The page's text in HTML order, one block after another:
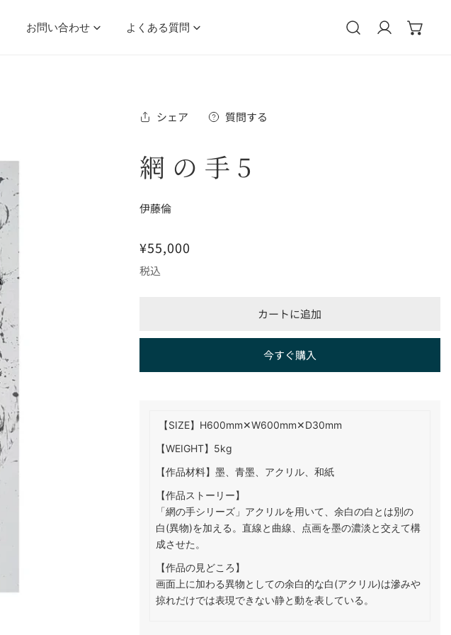
お問い合わせ よくある質問
ログイン
シェア
質問する
網の手5
伊藤倫
通
常
¥55,000
税込
カートに追加
今すぐ購入
【SIZE】H600mm✕W600mm✕D30mm
【WEIGHT】5kg
【作品材料】墨、青墨、アクリル、和紙
【作品ストーリー】
「網の手シリーズ」アクリルを用いて、余白の白とは別の
白(異物)を加える。直線と曲線、点画を墨の濃淡と交えて構
成させた。
【作品の見どころ】
画面上に加わる異物としての余白的な白(アクリル)は滲みや
掠れだけでは表現できない静と動を表している。